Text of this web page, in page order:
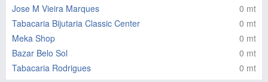
Jose M Vieira Marques
0 mt
Tabacaria Bijutaria Classic Center
0 mt
Meka Shop
0 mt
Bazar Belo Sol
0 mt
Tabacaria Rodrigues
0 mt